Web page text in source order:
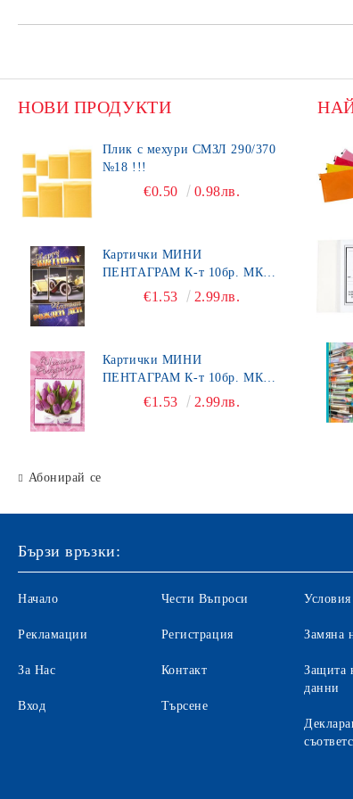
НОВИ ПРОДУКТИ
Плик с мехури СМЗЛ 290/370
№18 !!!
€0.50 0.98лв.
Картички МИНИ
ПЕНТАГРАМ К-т 10бр. МК
€1.53 2.99лв.
Картички МИНИ
ПЕНТАГРАМ К-т 10бр. МК
€1.53 2.99лв.
Абонирай се
Бързи връзки:
Начало
Рекламации
За Нас
Вход
Чести Въпроси
Регистрация
Контакт
Търсене
Условия
Замяна
Защита
данни